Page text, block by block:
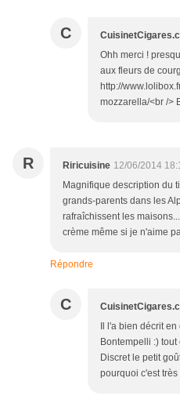
C
Ohh merci !
aux fleurs de
http://
mozzarella/<br />
R Riricuisine 12/06/2014
Magnifique description du
grands-parents dans les
rafraîchissent les
crème même si je n'aime
Répondre
C
Il l'a bien décrit
Bontempelli :)
Discret le petit
pourquoi c'est